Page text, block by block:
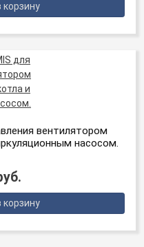
вентилятором
насосом.